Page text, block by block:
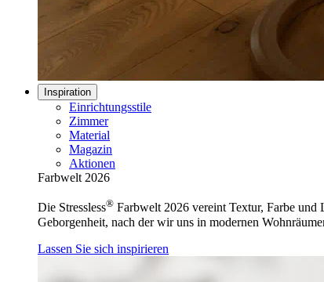
Inspiration
Einrichtungsstile
Zimmer
Material
Magazin
Aktionen
Farbwelt 2026
Die Stressless® Farbwelt 2026 vereint Textur, Farbe und
Geborgenheit, nach der wir uns in modernen
Lassen Sie sich inspirieren